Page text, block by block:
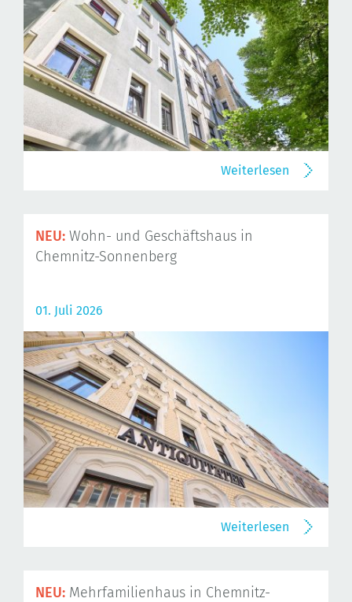
Weiterlesen
NEU: Wohn- und Geschäftshaus in
Chemnitz-Sonnenberg
01. Juli 2026
Weiterlesen
NEU: Mehrfamilienhaus in Chemnitz-